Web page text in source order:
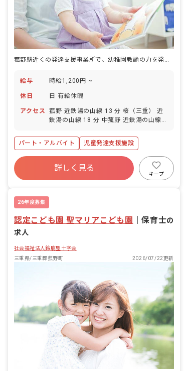
菰野駅近くの発達支援事業所で、幼稚園教諭の力を発揮する
給与 時給1,200円 ~
休日 日 有給休暇
アクセス
菰野 近鉄湯の山線 13 分 桜（三重） 近
鉄湯の山線 18 分 中菰野 近鉄湯の山線
パート・アルバイト
児童発達支援施設
詳しく見る
キープ
26年度募集
認定こども園 聖マリアこども園 ｜保育士の
求人
社会福祉法人鈴鹿聖十字会
三重県/三重郡菰野町
2026/07/22更新